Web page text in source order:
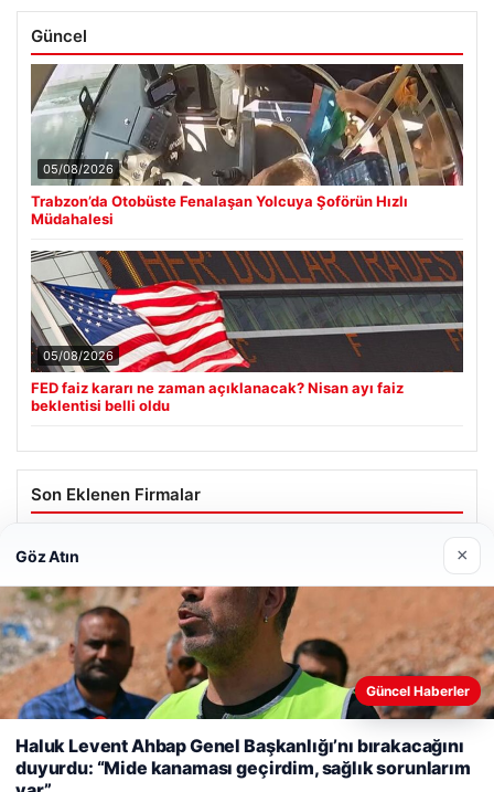
Güncel
05/08/2026
Trabzon’da Otobüste Fenalaşan Yolcuya Şoförün Hızlı
Müdahalesi
05/08/2026
FED faiz kararı ne zaman açıklanacak? Nisan ayı faiz
beklentisi belli oldu
Son Eklenen Firmalar
Web sitemizi nasıl kullandığınızı daha iyi anlayabilmek,
deneyiminizi kişiselleştirmek ve geliştirmek amacıyla çerezler
kullanıyoruz.Çerez Politikamız
Göz Atın ×
Güncel Haberler
Haluk Levent Ahbap Genel Başkanlığı’nı bırakacağını
duyurdu: “Mide kanaması geçirdim, sağlık sorunlarım